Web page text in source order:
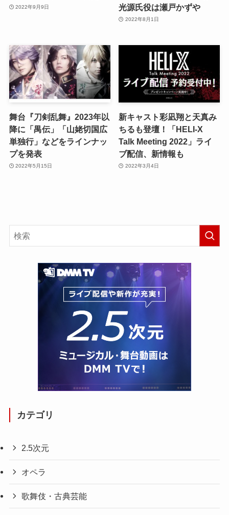
2022年9月9日
光源氏役は瀬戸かずや
2022年8月1日
舞台『刀剣乱舞』2023年以
降に「禺伝」「山姥切国広
単独行」などをラインナッ
プを発表
2022年5月15日
新キャスト彩凪翔と天真み
ちるも登壇！「HELI-X
Talk Meeting 2022」ライ
ブ配信、新情報も
2022年3月4日
カテゴリ
2.5次元
オペラ
歌舞伎・古典芸能